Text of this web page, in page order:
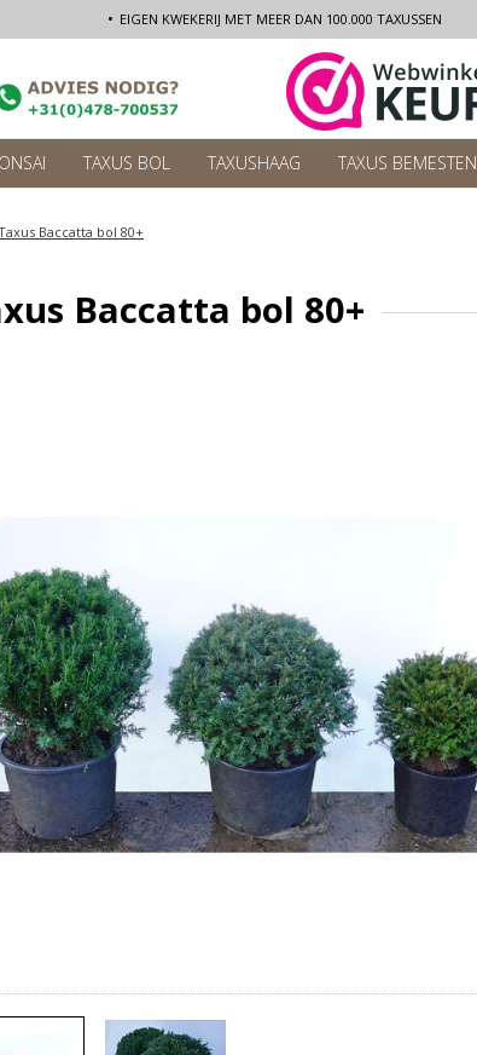
EIGEN KWEKERIJ MET MEER DAN 100.000 TAXUSSEN
TAXUS BOL TAXUSHAAG TAXUS BEMESTEN
Baccatta bol 80+
Baccatta bol 80+